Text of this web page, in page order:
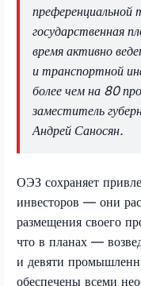
государственная
время активно
и транспортной
более чем на 80
заместитель
Андрей Саносян.
ОЭЗ сохраняет
инвесторов — они
размещения своего
что в планах —
и девяти
обеспечены всеми